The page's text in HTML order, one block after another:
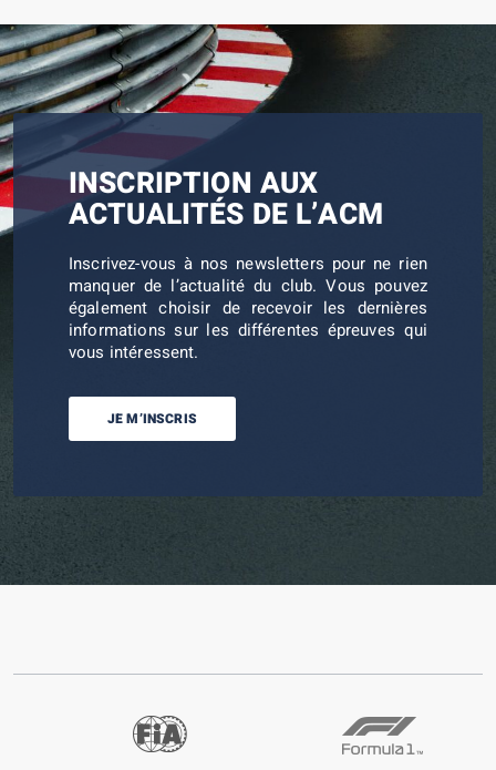
INSCRIPTION AUX
ACTUALITÉS DE L’ACM
Inscrivez-vous à nos newsletters pour ne rien
manquer de l’actualité du club. Vous pouvez
également choisir de recevoir les dernières
informations sur les différentes épreuves qui
vous intéressent.
JE M’INSCRIS